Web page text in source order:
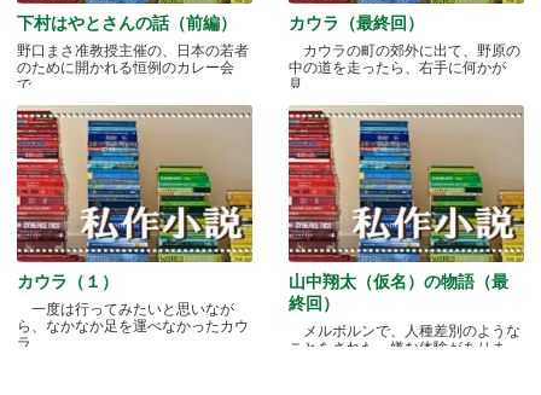
下村はやとさんの話（前編）
野口まさ准教授主催の、日本の若者
のために開かれる恒例のカレー会
で.....
カウラ（最終回）
カウラの町の郊外に出て、野原の
中の道を走ったら、右手に何かが
見.....
カウラ（１）
一度は行ってみたいと思いなが
ら、なかなか足を運べなかったカウ
ラ.....
山中翔太（仮名）の物語（最
終回）
メルボルンで、人種差別のような
ことをされた、嫌な体験がありま